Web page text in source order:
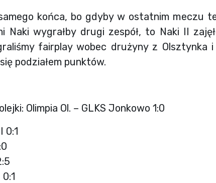
końca, bo gdyby w ostatnim meczu
Naki wygrałby drugi zespół, to Naki II
fairplay wobec drużyny z Olsztynka i
podziałem punktów.
Olimpia Ol. – GLKS Jonkowo 1:0
0:1